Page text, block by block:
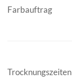
Farbauftrag
Trocknungszeiten